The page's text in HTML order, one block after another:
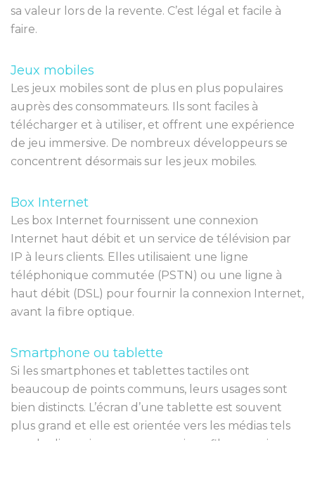
sa valeur lors de la revente. C’est légal et facile à
faire.
Jeux mobiles
Les jeux mobiles sont de plus en plus popul aires
auprès des consommateurs. I ls sont faciles à
té lécharger et à util iser, et offrent une expérience
de jeu immersive. De nombreux dével oppeurs se
concentrent d ésormais sur les jeux mobiles.
Box Internet
Les box Internet fournissent une connexion
Internet haut dé bit et un service de té lévision par
IP à leurs clients. Ell es util isaient une igne
té léphonique commutée (PSTN) ou une igne à
haut dé bit (DSL) pour fournir la connexion Internet,
avant la fibre optique.
Smartphone ou tablette
Si les smartphones et tablettes tactiles ont
beaucoup de points communs, leurs usages sont
bien distincts. L’écran d’une tablette est souvent
plus grand et elle est orientée vers les médias tels
que les livres, journaux, magazines, films, musiques,